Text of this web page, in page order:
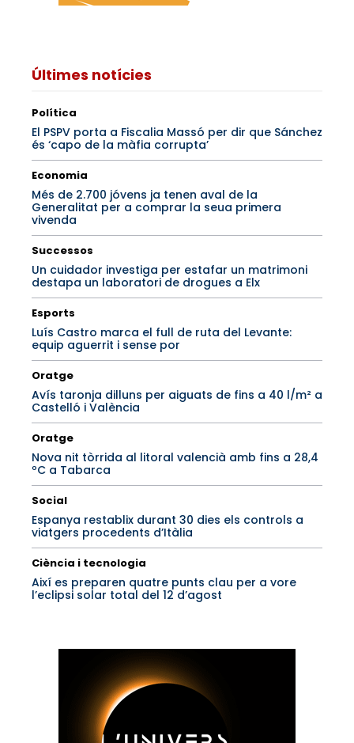
Últimes notícies
Política
El PSPV porta a Fiscalia Massó per dir que Sánchez
és ‘capo de la màfia corrupta’
Economia
Més de 2.700 jóvens ja tenen aval de la
Generalitat per a comprar la seua primera
vivenda
Successos
Un cuidador investiga per estafar un matrimoni
destapa un laboratori de drogues a Elx
Esports
Luís Castro marca el full de ruta del Levante:
equip aguerrit i sense por
Oratge
Avís taronja dilluns per aiguats de fins a 40 l/m² a
Castelló i València
Oratge
Nova nit tòrrida al litoral valencià amb fins a 28,4
ºC a Tabarca
Social
Espanya restablix durant 30 dies els controls a
viatgers procedents d’Itàlia
Ciència i tecnologia
Així es preparen quatre punts clau per a vore
l’eclipsi solar total del 12 d’agost